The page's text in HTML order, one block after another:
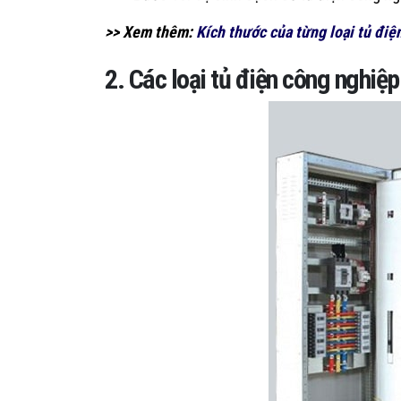
>> Xem thêm:Kích thước của từng loại tủ
2. Các loại tủ điện công